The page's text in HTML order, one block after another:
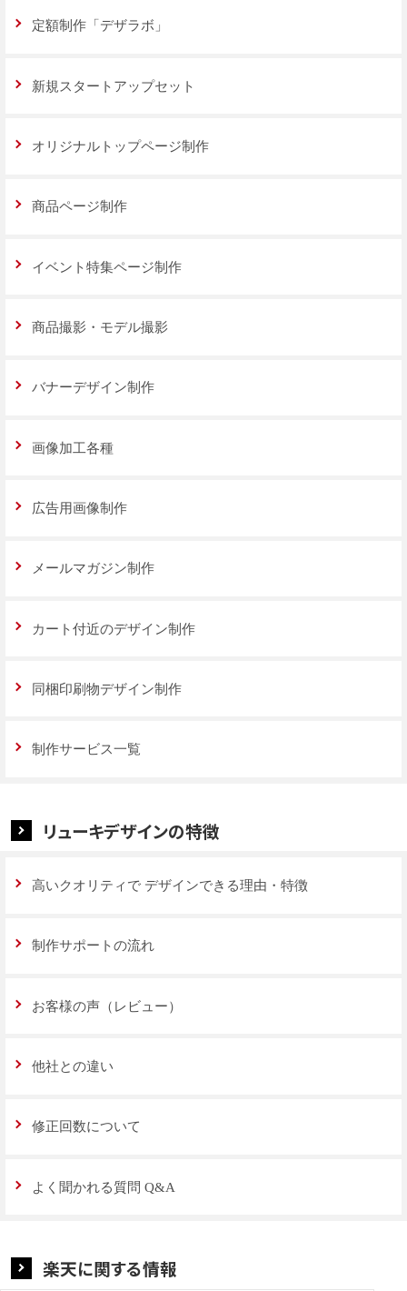
定額制作「デザラボ」
新規スタートアップセット
オリジナルトップページ制作
商品ページ制作
イベント特集ページ制作
商品撮影・モデル撮影
バナーデザイン制作
画像加工各種
広告用画像制作
メールマガジン制作
カート付近のデザイン制作
同梱印刷物デザイン制作
制作サービス一覧
リューキデザインの特徴
高いクオリティで デザインできる理由・特徴
制作サポートの流れ
お客様の声（レビュー）
他社との違い
修正回数について
よく聞かれる質問 Q&A
楽天に関する情報